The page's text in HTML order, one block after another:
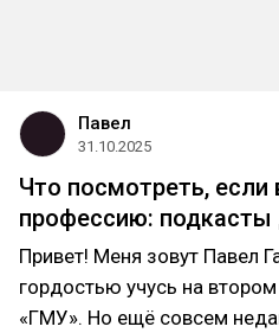
Павел
31.10.2025
Что посмотреть,
профессию: подкасты
Привет! Меня зовут Павел
гордостью учусь на
«ГМУ». Но ещё совсем